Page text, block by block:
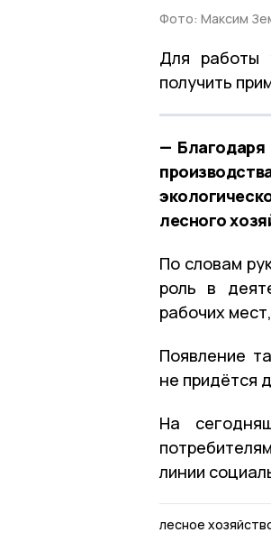
Фото: Максим
Для работы
получить
— Благодаря
лесного
По словам
роль в
рабочих
Появление
не придётся
На
линии
лесное